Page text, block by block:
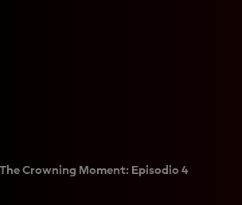
Crowning Moment: Episodio 4